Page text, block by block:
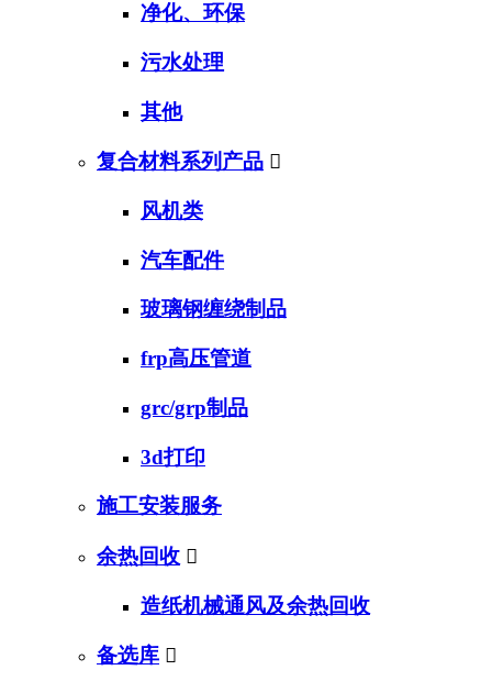
净化、环保
污水处理
其他
复合材料系列产品 
风机类
汽车配件
玻璃钢缠绕制品
frp高压管道
grc/grp制品
3d打印
施工安装服务
余热回收 
造纸机械通风及余热回收
备选库 